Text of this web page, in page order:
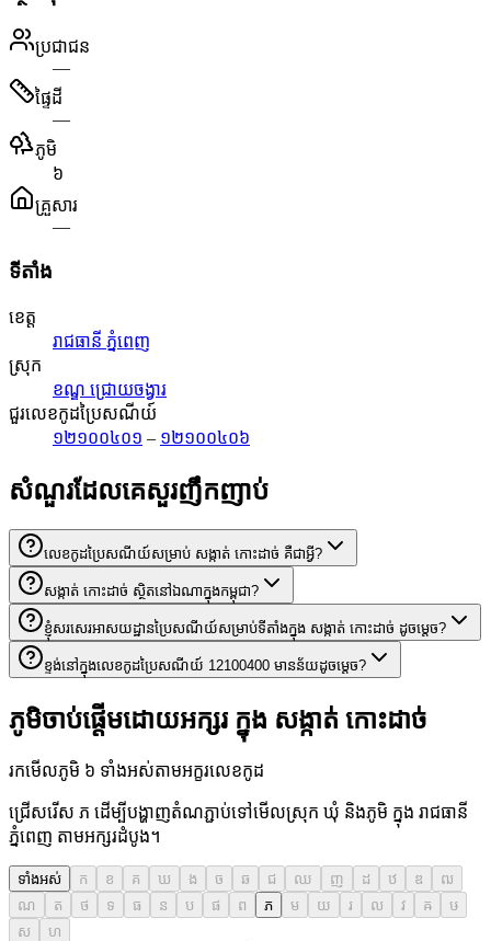
ប្រជាជន
—
ផ្ទៃដី
—
ភូមិ
៦
គ្រួសារ
—
ទីតាំង
ខេត្ត
រាជធានី ភ្នំពេញ
ស្រុក
ខណ្ឌ ជ្រោយចង្វារ
ជួរលេខកូដប្រៃសណីយ៍
១២១០០៤០១ – ១២១០០៤០៦
សំណួរដែលគេសួរញឹកញាប់
លេខកូដប្រៃសណីយ៍សម្រាប់ សង្កាត់ កោះដាច់ គឺជាអ្វី?
សង្កាត់ កោះដាច់ ស្ថិតនៅឯណាក្នុងកម្ពុជា?
ខ្ញុំសរសេរអាសយដ្ឋានប្រៃសណីយ៍សម្រាប់ទីតាំងក្នុង សង្កាត់ កោះដាច់ ដូចម្តេច?
ខ្ទង់នៅក្នុងលេខកូដប្រៃសណីយ៍ 12100400 មានន័យដូចម្តេច?
ភូមិចាប់ផ្តើមដោយអក្សរ ក្នុង សង្កាត់ កោះដាច់
រកមើលភូមិ ៦ ទាំងអស់តាមអក្ខរលេខកូដ
ជ្រើសរើស ភ ដើម្បីបង្ហាញតំណភ្ជាប់ទៅមើលស្រុក ឃុំ និងភូមិ ក្នុង រាជធានី
ភ្នំពេញ តាមអក្សរដំបូង។
ទាំងអស់ ក ខ គ ឃ ង ច ឆ ជ ឈ ញ ដ ឋ ឌ
ឍ
ណ
ត ថ ទ ធ ន ប ផ ព ភ ម យ រ ល វ ឝ
ឞ
ស
ហ